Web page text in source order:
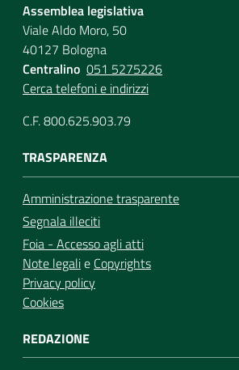
Assemblea legislativa
Viale Aldo Moro, 50
40127 Bologna
Centralino 051 5275226
Cerca telefoni e indirizzi
C.F. 800.625.903.79
TRASPARENZA
Amministrazione trasparente
Segnala illeciti
Foia - Accesso agli atti
Note legalie Copyrights
Privacy policy
Cookies
REDAZIONE